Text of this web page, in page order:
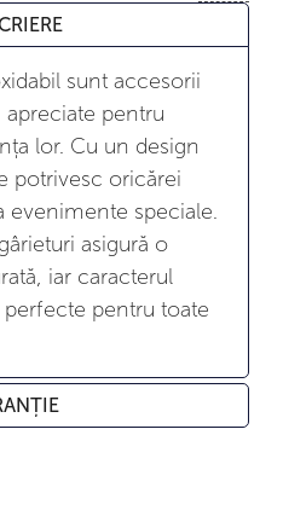
sunt accesorii
pentru
lor. Cu un design
potrivesc oricărei
evenimente speciale.
asigură o
iar caracterul
pentru toate